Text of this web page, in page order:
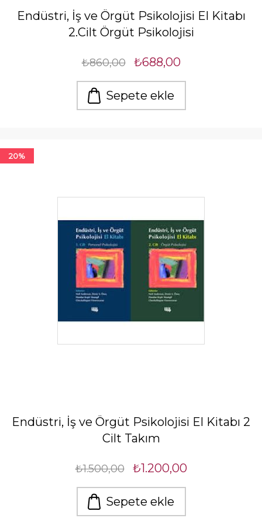
Endüstri, İş ve Örgüt Psikolojisi El Kitabı
2.Cilt Örgüt Psikolojisi
₺860,00 ₺688,00
Sepete ekle
20%
Endüstri, İş ve Örgüt Psikolojisi El Kitabı 2
Cilt Takım
₺1.500,00 ₺1.200,00
Sepete ekle